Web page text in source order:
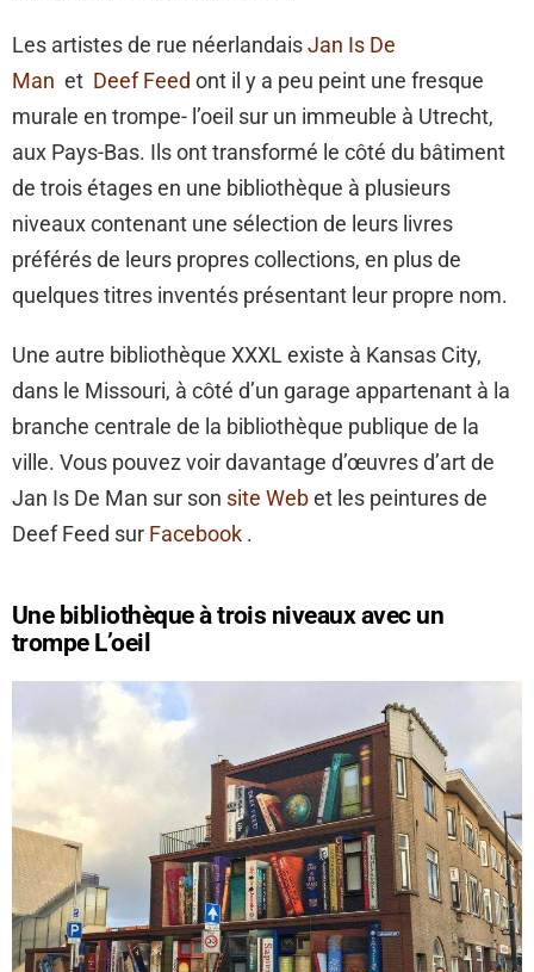
Les artistes de rue néerlandaisJan Is De
Man et Deef Feed ont il y a peu peint une fresque
murale en trompe- l’oeil sur un immeuble à Utrecht,
aux Pays-Bas. Ils ont transformé le côté du bâtiment
de trois étages en une bibliothèque à plusieurs
niveaux contenant une sélection de leurs livres
préférés de leurs propres collections, en plus de
quelques titres inventés présentant leur propre nom.
Une autre bibliothèque XXXL existe à Kansas City,
dans le Missouri, à côté d’un garage appartenant à la
branche centrale de la bibliothèque publique de la
ville. Vous pouvez voir davantage d’œuvres d’art de
Jan Is De Man sur son site Webet les peintures de
Deef Feed sur Facebook .
Une bibliothèque à trois niveaux avec un
trompe L’oeil